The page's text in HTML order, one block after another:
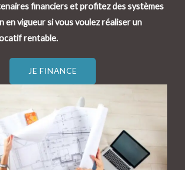
financiers et profitez des systèmes
en vigueur si vous voulez réaliser un
rentable.
JE FINANCE